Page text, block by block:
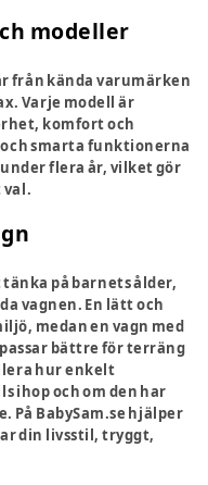
modeller
från kända varumärken
Varje modell är
komfort och
smarta funktionerna
flera år, vilket gör
på barnets ålder,
vagnen. En lätt och
medan en vagn med
bättre för terräng
hur enkelt
ihop och om den har
BabySam.se hjälper
din livsstil, tryggt,